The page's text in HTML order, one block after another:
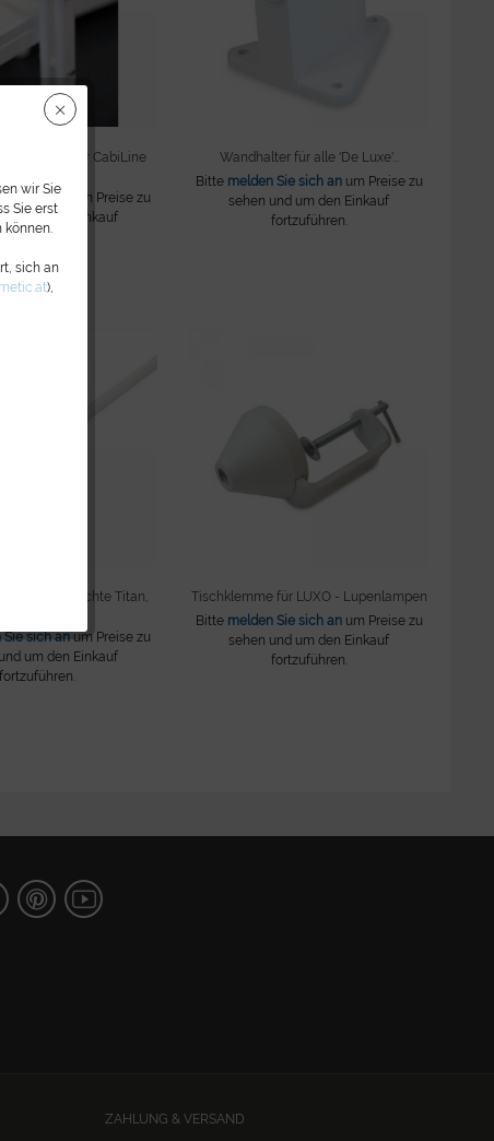
für CabiLine
sich an
um Preise zu
um den Einkauf
fortzuführen.
Wandhalter für alle 'De Luxe'...
Bitte melden Sie sich anum Preise zu
sehen und um den Einkauf
fortzuführen.
für Tischleuchte Titan,
Sie sich anum Preise zu
um den Einkauf
fortzuführen.
Tischklemme für LUXO - Lupenlampen
Bitte melden Sie sich anum Preise zu
sehen und um den Einkauf
fortzuführen.
ZAHLUNG & VERSAND
wir Sie
Sie erst
sich an
),